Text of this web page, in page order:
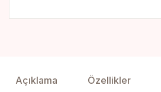
Açıklama Özellikler